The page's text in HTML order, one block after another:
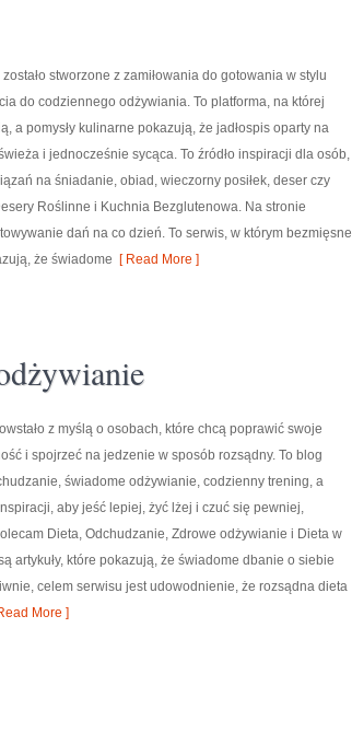
stworzone z zamiłowania do gotowania w stylu
do codziennego odżywiania. To platforma, na której
a pomysły kulinarne pokazują, że jadłospis oparty na
i jednocześnie sycąca. To źródło inspiracji dla osób,
na śniadanie, obiad, wieczorny posiłek, deser czy
Roślinne i Kuchnia Bezglutenowa. Na stronie
dań na co dzień. To serwis, w którym bezmięsne
że świadome [ Read More ]
z myślą o osobach, które chcą poprawić swoje
i spojrzeć na jedzenie w sposób rozsądny. To blog
świadome odżywianie, codzienny trening, a
aby jeść lepiej, żyć lżej i czuć się pewniej,
Dieta, Odchudzanie, Zdrowe odżywianie i Dieta w
artykuły, które pokazują, że świadome dbanie o siebie
celem serwisu jest udowodnienie, że rozsądna dieta
More ]